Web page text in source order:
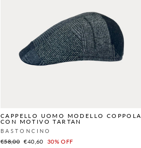
CAPPELLO UOMO MODELLO COPPOLA
CON MOTIVO TARTAN
BASTONCINO
Prezzo
€58,00 Prezzo
€40,60 30% OFF